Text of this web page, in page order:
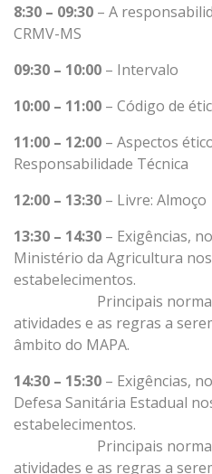
8:30 – 09:30 – A
CRMV-MS
09:30 – 10:00 – Intervalo
10:00 – 11:00 – Código de
11:00 – 12:00 – Aspectos
Responsabilidade Técnica
12:00 – 13:30 – Livre: Almoço
13:30 – 14:30 – Exigências,
Ministério da Agricultura
estabelecimentos.
Principais normas
atividades e as regras a
âmbito do MAPA.
14:30 – 15:30 – Exigências,
Defesa Sanitária Estadual
estabelecimentos.
Principais normas
atividades e as regras a